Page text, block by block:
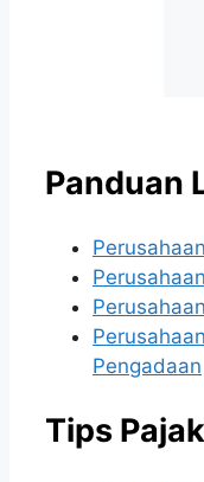
Panduan
Pengadaan
Tips